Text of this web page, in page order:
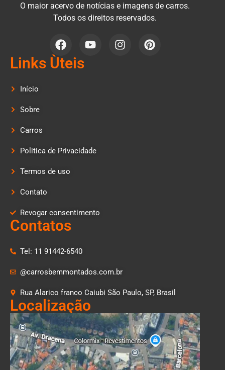
O maior acervo de notícias e imagens de carros.
Todos os direitos reservados.
Links Ùteis
Início
Sobre
Carros
Politica de Privacidade
Termos de uso
Contato
Revogar consentimento
Contatos
Tel: 11 91442-6540
@carrosbemmontados.com.br
Rua Alarico franco Caiubi São Paulo, SP, Brasil
Localização